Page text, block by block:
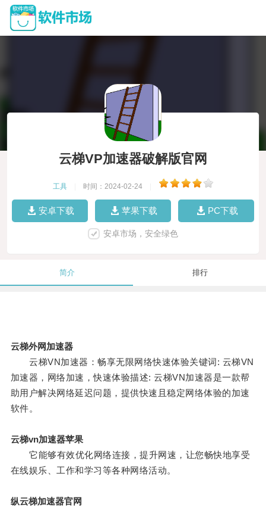
云梯VP加速器破解版官网
工具 时间：2024-02-24
安卓下载 苹果下载 PC下载
安卓市场，安全绿色
简介 排行
云梯外网加速器
云梯VN加速器：畅享无限网络快速体验关键词: 云梯VN
加速器，网络加速，快速体验描述: 云梯VN加速器是一款帮
助用户解决网络延迟问题，提供快速且稳定网络体验的加速
软件。
云梯vn加速器苹果
它能够有效优化网络连接，提升网速，让您畅快地享受
在线娱乐、工作和学习等各种网络活动。
纵云梯加速器官网